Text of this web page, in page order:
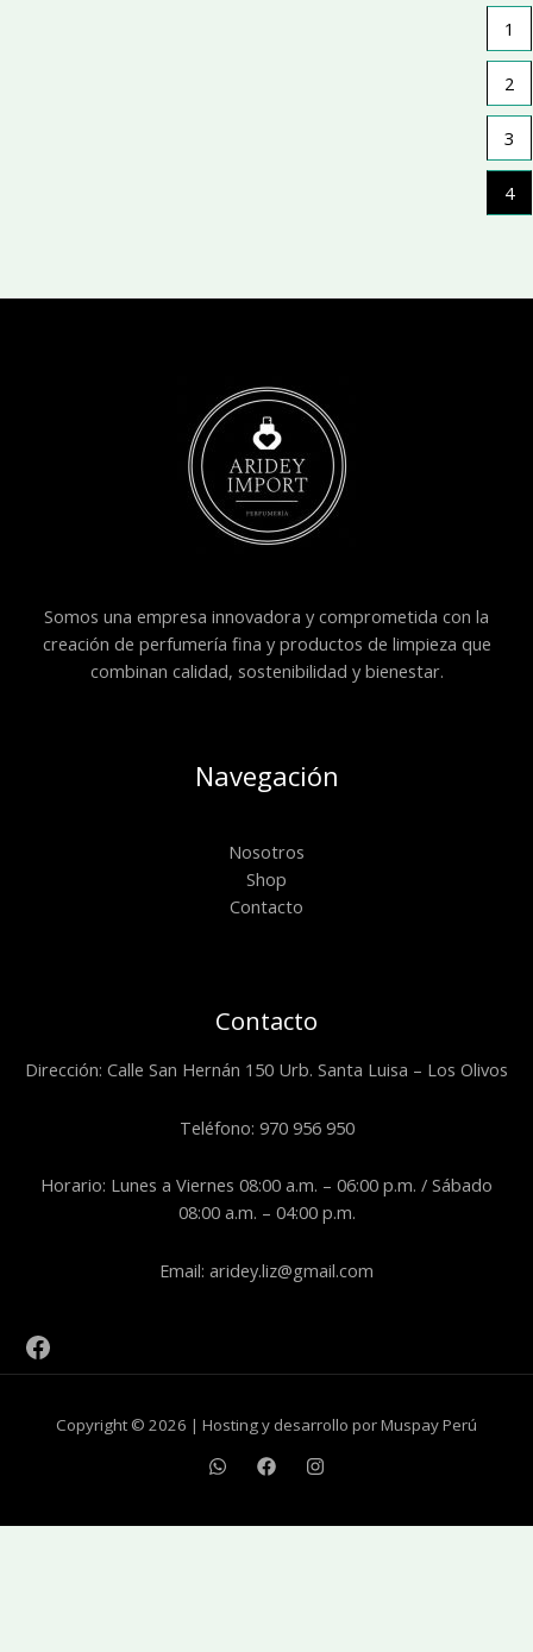
1
2
3
4
Somos una empresa innovadora y comprometida con la
creación de perfumería fina y productos de limpieza que
combinan calidad, sostenibilidad y bienestar.
Navegación
Nosotros
Shop
Contacto
Contacto
Dirección: Calle San Hernán 150 Urb. Santa Luisa – Los Olivos
Teléfono: 970 956 950
Horario: Lunes a Viernes 08:00 a.m. – 06:00 p.m. / Sábado
08:00 a.m. – 04:00 p.m.
Email: aridey.liz@gmail.com
Copyright © 2026 | Hosting y desarrollo por Muspay Perú